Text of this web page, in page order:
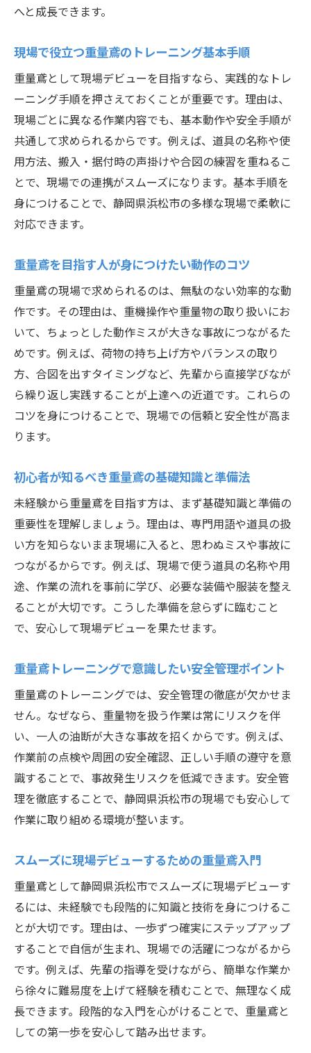
経験を活かす重量鳶のスキルアップ戦略
理由
重量鳶で長く活躍するためのキャリア設計
法
キャリアアップ成功例に学ぶ重量鳶の成長
パターン
建設業界で評価される重量鳶の働き方を解
説
未経験から始める重量鳶の現場体験
現場体験で学ぶ重量鳶の基礎と実践スキル
重量鳶未経験からスムーズに成長する方法
先輩が語る重量鳶現場での学びと成長体験
重量鳶の魅力を現場体験で実感するポイン
ト
安心のサポート体制で重量鳶デビューを後
押し
重量鳶のスキルアップ実践術を紹介
現場で活かせる重量鳶の応用技術と習得法
重量鳶スキルアップに役立つ日常の工夫
より高みを目指す重量鳶のステップアップ
法
重量鳶として差がつくスキルアップポイン
ト
資格取得と連動した重量鳶の実践力向上策
重量鳶現場で重要な作業効率アップの秘訣
安全作業を徹底するための重量鳶ノウハウ
重量鳶の現場で役立つチームワークの極意
トラブル時に活かせる重量鳶の現場対応力
経験者直伝の重量鳶現場での成功ポイント
日々進化する重量鳶ノウハウの取り入れ方
重量鳶のプロを目指すステップアップ
現場経験を積む重量鳶のステップアップ術
資格取得で広がる重量鳶の未来と可能性
重量鳶の専門性を高める実践トレーニング
法
プロ志向の重量鳶が意識したいスキル習得
着実にレベルアップする重量鳶の計画立案
法
キャリアアップに役立つ重量鳶の学び方
重量鳶として成長するための効果的な学習
へと成長できます。
現場で役立つ重量鳶のトレーニング基本手順
重量鳶として現場デビューを目指すなら、実践的なトレ
ーニング手順を押さえておくことが重要です。理由は、
現場ごとに異なる作業内容でも、基本動作や安全手順が
共通して求められるからです。例えば、道具の名称や使
用方法、搬入・据付時の声掛けや合図の練習を重ねるこ
とで、現場での連携がスムーズになります。基本手順を
身につけることで、静岡県浜松市の多様な現場で柔軟に
対応できます。
重量鳶を目指す人が身につけたい動作のコツ
重量鳶の現場で求められるのは、無駄のない効率的な動
作です。その理由は、重機操作や重量物の取り扱いにお
いて、ちょっとした動作ミスが大きな事故につながるた
めです。例えば、荷物の持ち上げ方やバランスの取り
方、合図を出すタイミングなど、先輩から直接学びなが
ら繰り返し実践することが上達への近道です。これらの
コツを身につけることで、現場での信頼と安全性が高ま
ります。
初心者が知るべき重量鳶の基礎知識と準備法
未経験から重量鳶を目指す方は、まず基礎知識と準備の
重要性を理解しましょう。理由は、専門用語や道具の扱
い方を知らないまま現場に入ると、思わぬミスや事故に
つながるからです。例えば、現場で使う道具の名称や用
途、作業の流れを事前に学び、必要な装備や服装を整え
ることが大切です。こうした準備を怠らずに臨むこと
で、安心して現場デビューを果たせます。
重量鳶トレーニングで意識したい安全管理ポイント
重量鳶のトレーニングでは、安全管理の徹底が欠かせま
せん。なぜなら、重量物を扱う作業は常にリスクを伴
い、一人の油断が大きな事故を招くからです。例えば、
作業前の点検や周囲の安全確認、正しい手順の遵守を意
識することで、事故発生リスクを低減できます。安全管
理を徹底することで、静岡県浜松市の現場でも安心して
作業に取り組める環境が整います。
スムーズに現場デビューするための重量鳶入門
重量鳶として静岡県浜松市でスムーズに現場デビューす
るには、未経験でも段階的に知識と技術を身につけるこ
とが大切です。理由は、一歩ずつ確実にステップアップ
することで自信が生まれ、現場での活躍につながるから
です。例えば、先輩の指導を受けながら、簡単な作業か
ら徐々に難易度を上げて経験を積むことで、無理なく成
長できます。段階的な入門を心がけることで、重量鳶と
しての第一歩を安心して踏み出せます。